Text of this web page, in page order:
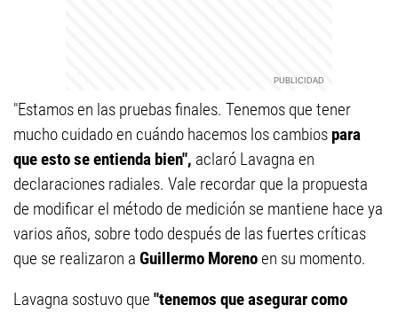
"Estamos en las pruebas finales. Tenemos que tener
mucho cuidado en cuándo hacemos los cambios para
que esto se entienda bien", aclaró Lavagna en
declaraciones radiales. Vale recordar que la propuesta
de modificar el método de medición se mantiene hace ya
varios años, sobre todo después de las fuertes críticas
que se realizaron a Guillermo Morenoen su momento.
Lavagna sostuvo que "tenemos que asegurar como